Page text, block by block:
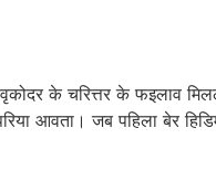
के चरित्तर के फइलाव
आवता। जब पहिला बेर